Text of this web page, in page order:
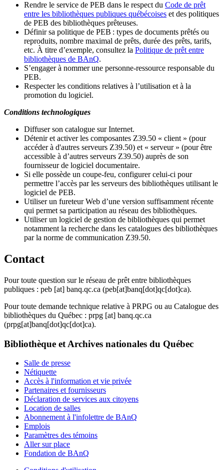
Rendre le service de PEB dans le respect du Code de prêt
entre les bibliothèques publiques québécoises et des politiques
de PEB des bibliothèques prêteuses.
Définir sa politique de PEB : types de documents prêtés ou
reproduits, nombre maximal de prêts, durée des prêts, tarifs,
etc. À titre d’exemple, consultez la Politique de prêt entre
bibliothèques de BAnQ.
S’engager à nommer une personne-ressource responsable du
PEB.
Respecter les conditions relatives à l’utilisation et à la
promotion du logiciel.
Conditions technologiques
Diffuser son catalogue sur Internet.
Détenir et activer les composantes Z39.50 « client » (pour
accéder à d'autres serveurs Z39.50) et « serveur » (pour être
accessible à d’autres serveurs Z39.50) auprès de son
fournisseur de logiciel documentaire.
Si elle possède un coupe-feu, configurer celui-ci pour
permettre l’accès par les serveurs des bibliothèques utilisant le
logiciel de PEB.
Utiliser un fureteur Web d’une version suffisamment récente
qui permet sa participation au réseau des bibliothèques.
Utiliser un logiciel de gestion de bibliothèques qui permet
notamment la recherche dans les catalogues des bibliothèques
par la norme de communication Z39.50.
Contact
Pour toute question sur le réseau de prêt entre bibliothèques
publiques : peb [at] banq.qc.ca (peb[at]banq[dot]qc[dot]ca).
Pour toute demande technique relative à PRPG ou au Catalogue des
bibliothèques du Québec : prpg [at] banq.qc.ca
(prpg[at]banq[dot]qc[dot]ca).
Bibliothèque et Archives nationales du Québec
Salle de presse
Nétiquette
Accès à l'information et vie privée
Partenaires et fournisseurs
Déclaration de services aux citoyens
Location de salles
Abonnement à l'infolettre de BAnQ
Emplois
Paramètres des témoins
Aller sur place
Fondation de BAnQ